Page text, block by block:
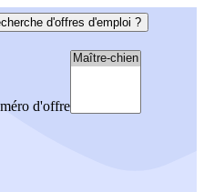
d'offres d'emploi ?
d'offre